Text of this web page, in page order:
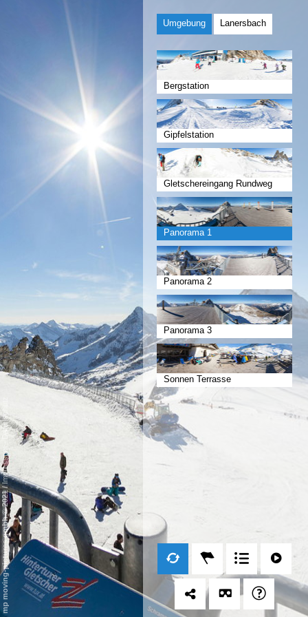
Umgebung Lanersbach
Bergstation
Gipfelstation
Gletschereingang Rundweg
Panorama 1
Panorama 2
Panorama 3
Sonnen Terrasse
mp moving-pictures gmbh © 2021
/
Impressum
Datenschutz